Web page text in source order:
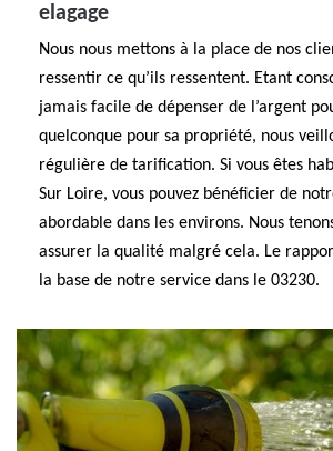
elagage
Nous nous mettons à la place de nos
ressentir ce qu’ils ressentent. Etant
jamais facile de dépenser de l’argent
quelconque pour sa propriété, nous
régulière de tarification. Si vous êtes
Sur Loire, vous pouvez bénéficier de
abordable dans les environs. Nous
assurer la qualité malgré cela. Le
la base de notre service dans le 03230.